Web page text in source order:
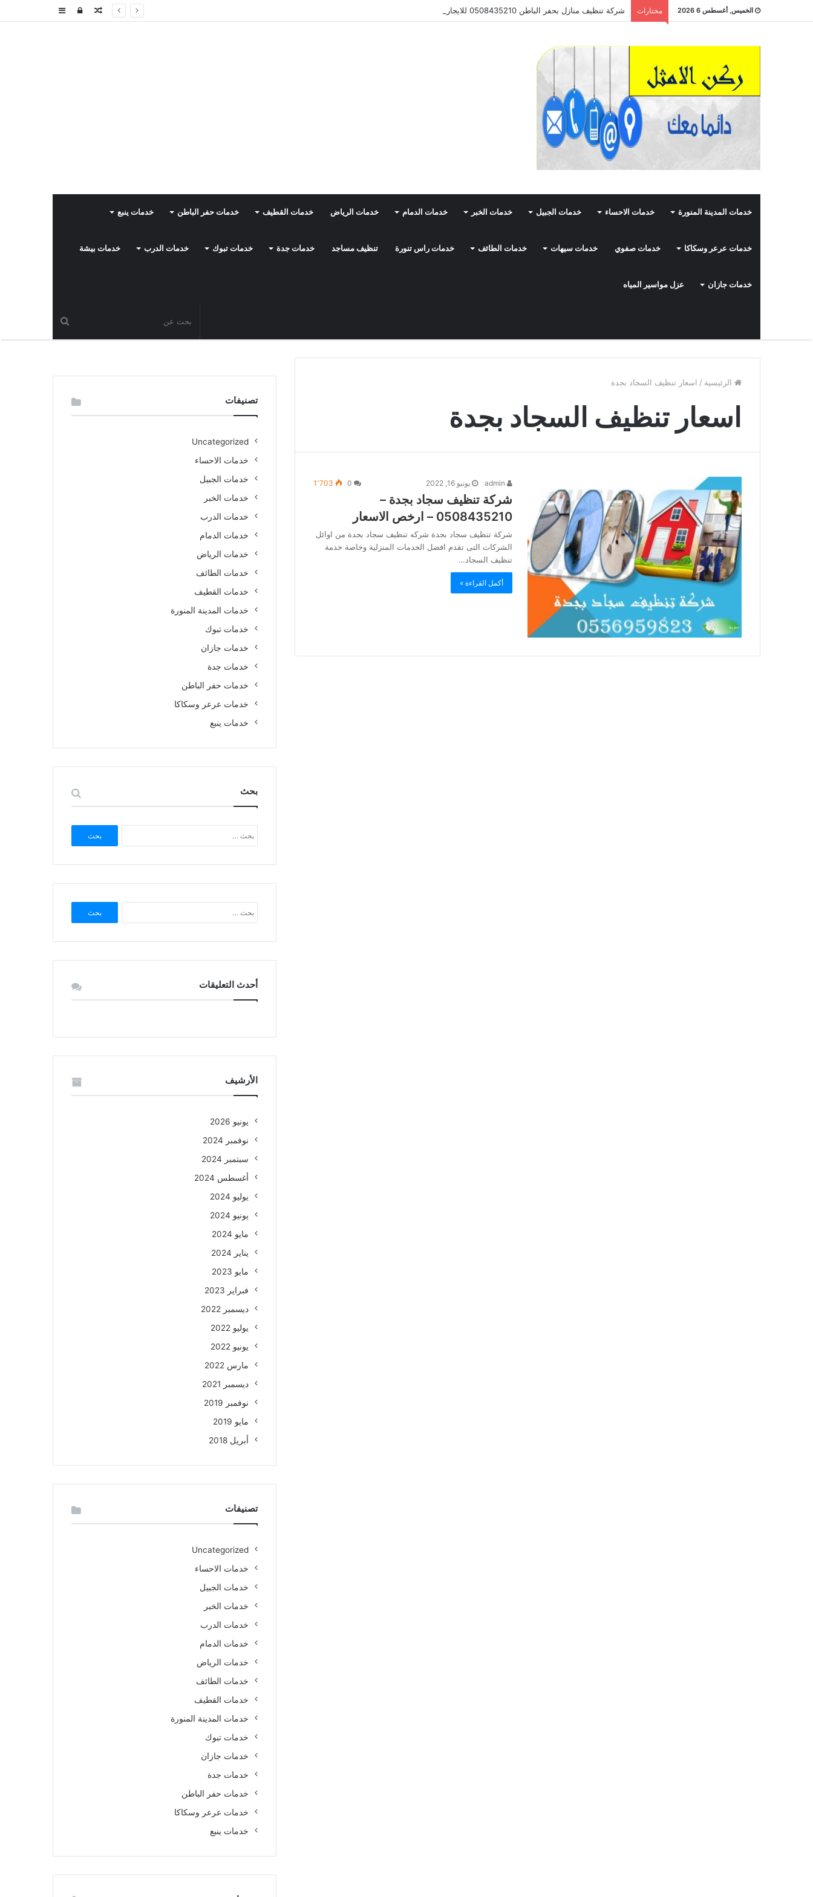
الخميس, أغسطس 6 2026 مختارات شركة تنظيف منازل بحفر الباطن 0508435210 للايجار إضافةتسجيلمقال
خدمات المدينة المنورة خدمات الاحساء خدمات الجبيل خدمات الخبر خدمات الدمام خدمات الرياض خدمات القطيف خدمات حفر الباطن خدمات ينبع
خدمات عرعر وسكاكا خدمات صفوي خدمات سيهات خدمات الطائف خدمات راس تنورة تنظيف مساجد خدمات جدة خدمات تبوك خدمات الدرب خدمات بيشة
خدمات جازان عزل مواسير المياه
الرئيسية / اسعار تنظيف السجاد بجدة
اسعار تنظيف السجاد بجدة
يونيو 16, 2022 1٬703
شركة تنظيف سجاد بجدة –
0508435210 – ارخص الاسعار
شركة تنظيف سجاد بجدة شركه تنظيف سجاد بجدة من اوائل
الشركات التى تقدم افضل الخدمات المنزلية وخاصة خدمة
تنظيف السجاد…
أكمل القراءة »
تصنيفات
Uncategorized
خدمات الاحساء
خدمات الجبيل
خدمات الخبر
خدمات الدرب
خدمات الدمام
خدمات الرياض
خدمات الطائف
خدمات القطيف
خدمات المدينة المنورة
خدمات تبوك
خدمات جازان
خدمات جدة
خدمات حفر الباطن
خدمات عرعر وسكاكا
خدمات ينبع
بحث
عن:
عن:
أحدث التعليقات
الأرشيف
يونيو 2026
نوفمبر 2024
سبتمبر 2024
أغسطس 2024
يوليو 2024
يونيو 2024
مايو 2024
يناير 2024
مايو 2023
فبراير 2023
ديسمبر 2022
يوليو 2022
يونيو 2022
مارس 2022
ديسمبر 2021
نوفمبر 2019
مايو 2019
أبريل 2018
تصنيفات
Uncategorized
خدمات الاحساء
خدمات الجبيل
خدمات الخبر
خدمات الدرب
خدمات الدمام
خدمات الرياض
خدمات الطائف
خدمات القطيف
خدمات المدينة المنورة
خدمات تبوك
خدمات جازان
خدمات جدة
خدمات حفر الباطن
خدمات عرعر وسكاكا
خدمات ينبع